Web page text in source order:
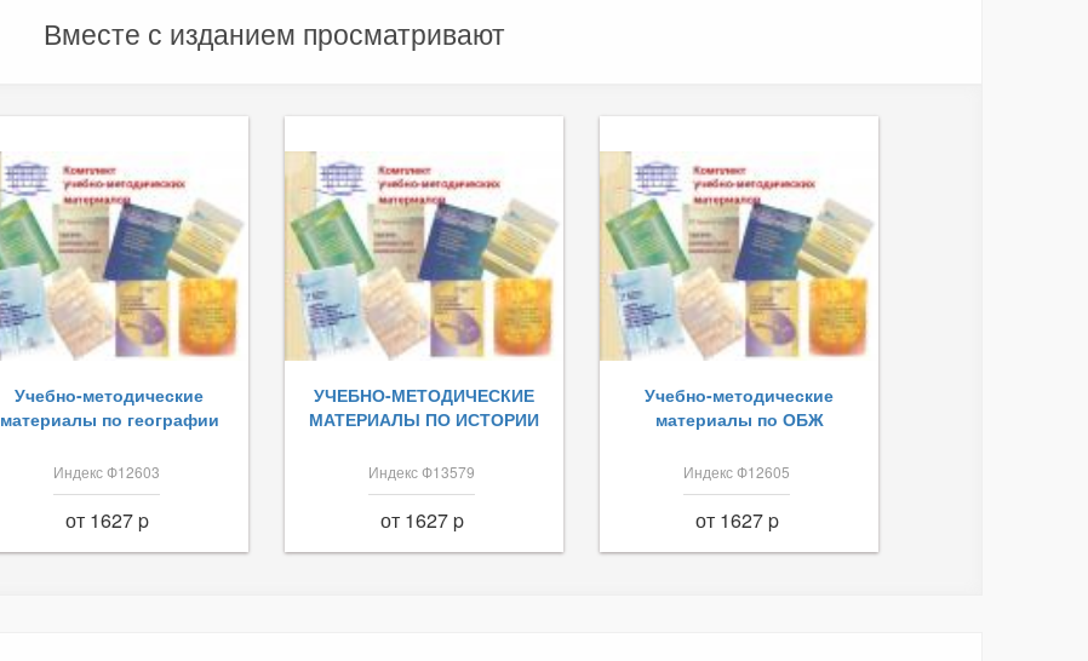
Вместе с изданием просматривают
Учебно-методические
материалы по географии
Индекс Ф12603
от 1627 p
УЧЕБНО-МЕТОДИЧЕСКИЕ
МАТЕРИАЛЫ ПО ИСТОРИИ
Индекс Ф13579
от 1627 p
Учебно-методические
материалы по ОБЖ
Индекс Ф12605
от 1627 p